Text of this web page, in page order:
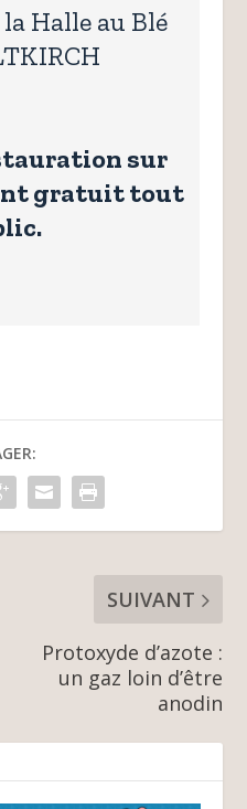
Halle au Blé
sur
gratuit tout
SUIVANT
Protoxyde d’azote :
un gaz loin d’être
anodin